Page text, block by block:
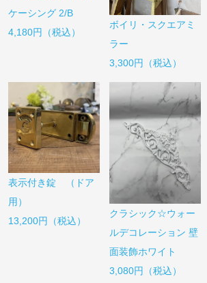
ケーシング 2/B
4,180円（税込）
ボイリ・スクエアミ
ラー
3,300円（税込）
表示付き錠 （ドア
用）
13,200円（税込）
クラシック☆ウォー
ルデコレーション 壁
面装飾ホワイト
3,080円（税込）